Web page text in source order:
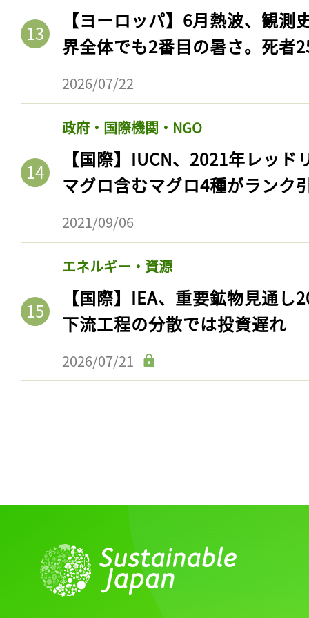
【ヨーロッパ】6月熱波、観
界全体でも2番目の暑さ。死者
2026/07/22
政府・国際機関・NGO
【国際】IUCN、2021年レッ
マグロ含むマグロ4種がランク
2021/09/06
エネルギー・資源
【国際】IEA、重要鉱物見通
下流工程の分散では投資遅れ
2026/07/21
ログインが必
ログイン
会員登録